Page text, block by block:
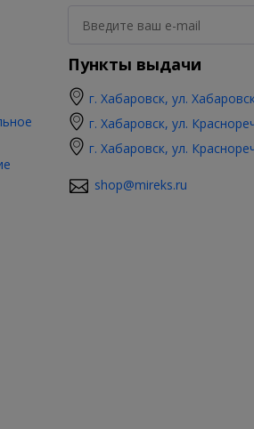
Пункты выдачи
г. Хабаровск, ул.
г. Хабаровск, ул.
г. Хабаровск, ул.
shop@mireks.ru